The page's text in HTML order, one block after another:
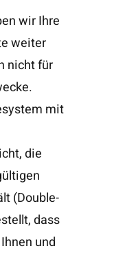
wir Ihre
weiter
nicht für
mit
die
(Double-
dass
und